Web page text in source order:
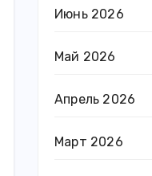
Июнь 2026
Май 2026
Апрель 2026
Март 2026